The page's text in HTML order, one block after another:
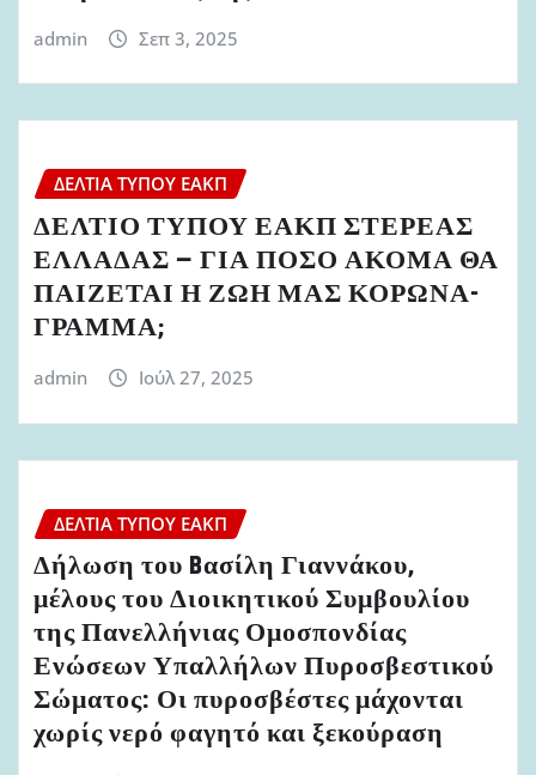
admin Σεπ 3, 2025
ΔΕΛΤΊΑ ΤΎΠΟΥ ΕΑΚΠ
ΔΕΛΤΙΟ ΤΥΠΟΥ ΕΑΚΠ ΣΤΕΡΕΑΣ
ΕΛΛΑΔΑΣ – ΓΙΑ ΠΟΣΟ ΑΚΟΜΑ ΘΑ
ΠΑΙΖΕΤΑΙ Η ΖΩΗ ΜΑΣ ΚΟΡΩΝΑ-
ΓΡΑΜΜΑ;
admin Ιούλ 27, 2025
ΔΕΛΤΊΑ ΤΎΠΟΥ ΕΑΚΠ
Δήλωση του Bασίλη Γιαννάκου,
μέλους του Διοικητικού Συμβουλίου
της Πανελλήνιας Ομοσπονδίας
Ενώσεων Υπαλλήλων Πυροσβεστικού
Σώματος: Οι πυροσβέστες μάχονται
χωρίς νερό φαγητό και ξεκούραση